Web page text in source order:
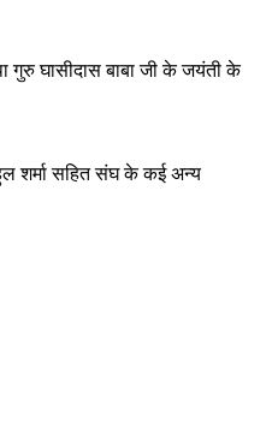
गुरु घासीदास बाबा जी के जयंती के
शर्मा सहित संघ के कई अन्य